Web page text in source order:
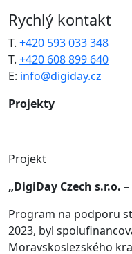
Rychlý kontakt
T. +420 593 033 348
T. +420 608 899 640
E: info@digiday.cz
Projekty
Projekt
„DigiDay Czech s.r.o.
Program na podporu
2023, byl
Moravskoslezského